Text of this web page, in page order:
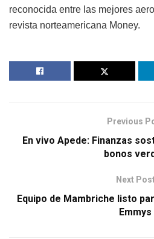
reconocida entre las mejores
revista norteamericana Money.
Previous
En vivo Apede: Finanzas
bonos
Next
Equipo de Mambriche listo
Emmys